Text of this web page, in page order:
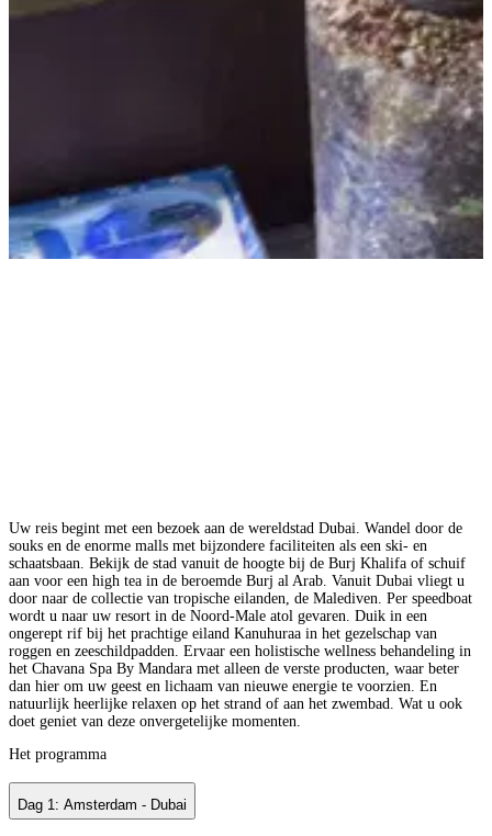
Uw reis begint met een bezoek aan de wereldstad Dubai. Wandel door de
souks en de enorme malls met bijzondere faciliteiten als een ski- en
schaatsbaan. Bekijk de stad vanuit de hoogte bij de Burj Khalifa of schuif
aan voor een high tea in de beroemde Burj al Arab. Vanuit Dubai vliegt u
door naar de collectie van tropische eilanden, de Malediven. Per speedboat
wordt u naar uw resort in de Noord-Male atol gevaren. Duik in een
ongerept rif bij het prachtige eiland Kanuhuraa in het gezelschap van
roggen en zeeschildpadden. Ervaar een holistische wellness behandeling in
het Chavana Spa By Mandara met alleen de verste producten, waar beter
dan hier om uw geest en lichaam van nieuwe energie te voorzien. En
natuurlijk heerlijke relaxen op het strand of aan het zwembad. Wat u ook
doet geniet van deze onvergetelijke momenten.
Het programma
Dag 1: Amsterdam - Dubai